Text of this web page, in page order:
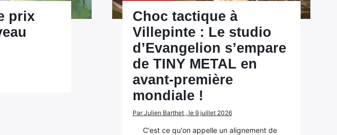
prix
Choc tactique à
Villepinte : Le studio
d’Evangelion s’empare
de TINY METAL en
avant-première
mondiale !
Par Julien Barthet , le 9 juillet 2026
C'est ce qu'on appelle un alignement de